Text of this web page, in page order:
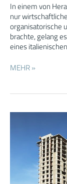
In einem von
nur
organisatorische
brachte, gelang
eines
MEHR »